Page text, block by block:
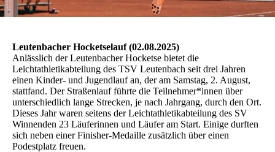
Leutenbacher Hocketselauf (02.08.2025)
Anlässlich der Leutenbacher Hocketse bietet die
Leichtathletikabteilung des TSV Leutenbach seit drei Jahren
einen Kinder- und Jugendlauf an, der am Samstag, 2. August,
stattfand. Der Straßenlauf führte die Teilnehmer*innen über
unterschiedlich lange Strecken, je nach Jahrgang, durch den Ort.
Dieses Jahr waren seitens der Leichtathletikabteilung des SV
Winnenden 23 Läuferinnen und Läufer am Start. Einige durften
sich neben einer Finisher-Medaille zusätzlich über einen
Podestplatz freuen.